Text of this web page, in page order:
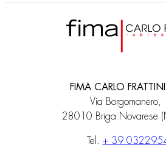
FIMA CARLO
Via Borgomanero,
28010 Briga Novarese
Tel. + 39